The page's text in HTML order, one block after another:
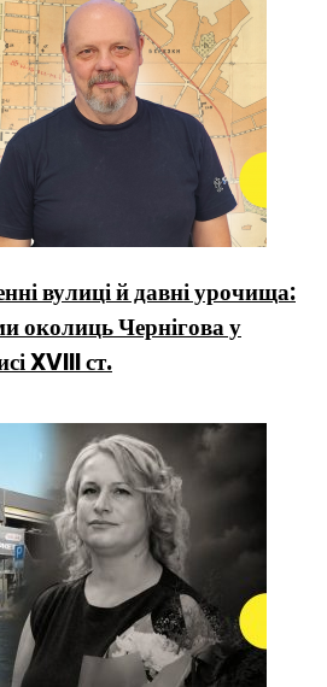
вулиці й давні урочища:
околиць Чернігова у
XVIII ст.